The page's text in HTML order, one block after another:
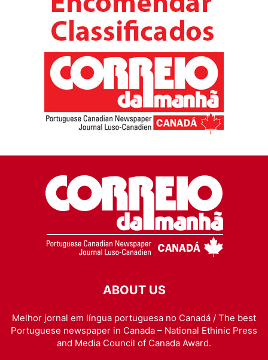
ABOUT US
Melhor jornal em língua portuguesa no Canadá / The best
Portuguese newspaper in Canada – National Ethinic Press
and Media Council of Canada Award.